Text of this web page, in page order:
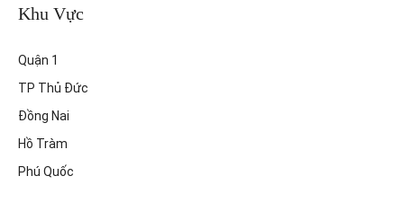
Khu Vực
Quận 1
TP Thủ Đức
Đồng Nai
Hồ Tràm
Phú Quốc